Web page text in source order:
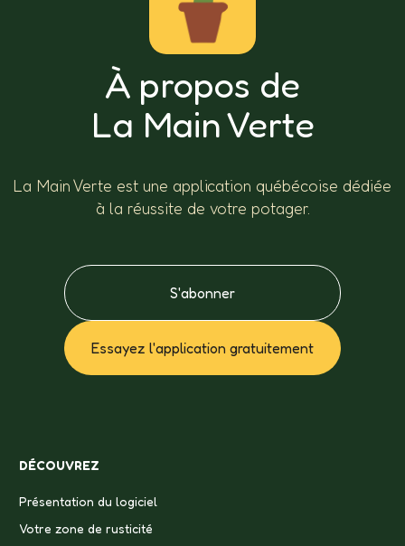
À propos de
La Main Verte
La Main Verte est une application québécoise dédiée
à la réussite de votre potager.
S'abonner
Essayez l'application gratuitement
DÉCOUVREZ
Présentation du logiciel
Votre zone de rusticité